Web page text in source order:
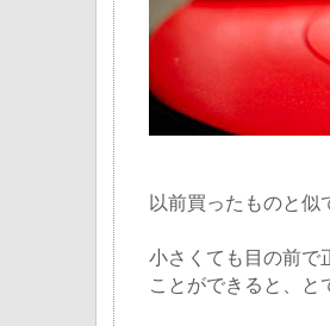
以前買ったものと似
小さくても目の前で
ことができると、と